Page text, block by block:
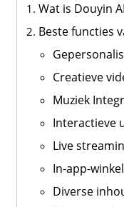
Wat is Douyin
Beste functies
Creatieve
Muziek
Interactieve
Live
In-app-
Diverse